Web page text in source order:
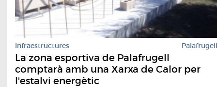
Infraestructures Palafrugell
La zona esportiva de Palafrugell
comptarà amb una Xarxa de Calor per
l'estalvi energètic